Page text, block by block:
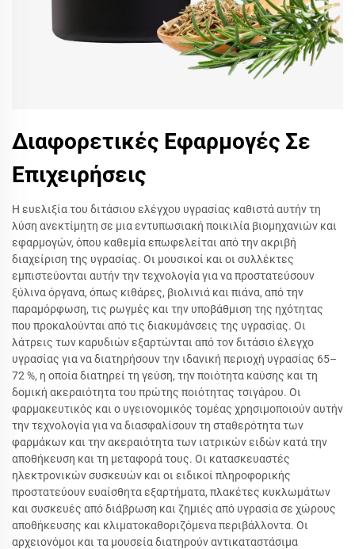
Διαφορετικές Εφαρμογές Σε
Επιχειρήσεις
Η ευελιξία του διτάσιου ελέγχου υγρασίας καθιστά αυτήν τη
λύση ανεκτίμητη σε μια εντυπωσιακή ποικιλία βιομηχανιών και
εφαρμογών, όπου καθεμία επωφελείται από την ακριβή
διαχείριση της υγρασίας. Οι μουσικοί και οι συλλέκτες
εμπιστεύονται αυτήν την τεχνολογία για να προστατεύσουν
ξύλινα όργανα, όπως κιθάρες, βιολινιά και πιάνα, από την
παραμόρφωση, τις ρωγμές και την υποβάθμιση της ηχότητας
που προκαλούνται από τις διακυμάνσεις της υγρασίας. Οι
λάτρεις των καρυδιών εξαρτώνται από τον διτάσιο έλεγχο
υγρασίας για να διατηρήσουν την ιδανική περιοχή υγρασίας 65–
72 %, η οποία διατηρεί τη γεύση, την ποιότητα καύσης και τη
δομική ακεραιότητα του πρώτης ποιότητας τσιγάρου. Οι
φαρμακευτικός και ο υγειονομικός τομέας χρησιμοποιούν αυτήν
την τεχνολογία για να διασφαλίσουν τη σταθερότητα των
φαρμάκων και την ακεραιότητα των ιατρικών ειδών κατά την
αποθήκευση και τη μεταφορά τους. Οι κατασκευαστές
ηλεκτρονικών συσκευών και οι ειδικοί πληροφορικής
προστατεύουν ευαίσθητα εξαρτήματα, πλακέτες κυκλωμάτων
και συσκευές από διάβρωση και ζημιές από υγρασία σε χώρους
αποθήκευσης και κλιματοκαθοριζόμενα περιβάλλοντα. Οι
αρχειονόμοι και τα μουσεία διατηρούν αντικαταστάσιμα